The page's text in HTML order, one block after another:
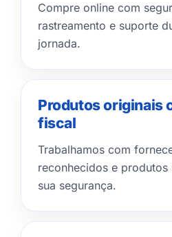
Compre online com
rastreamento e suporte
jornada.
Produtos originais
fiscal
Trabalhamos com
reconhecidos e produtos
sua segurança.